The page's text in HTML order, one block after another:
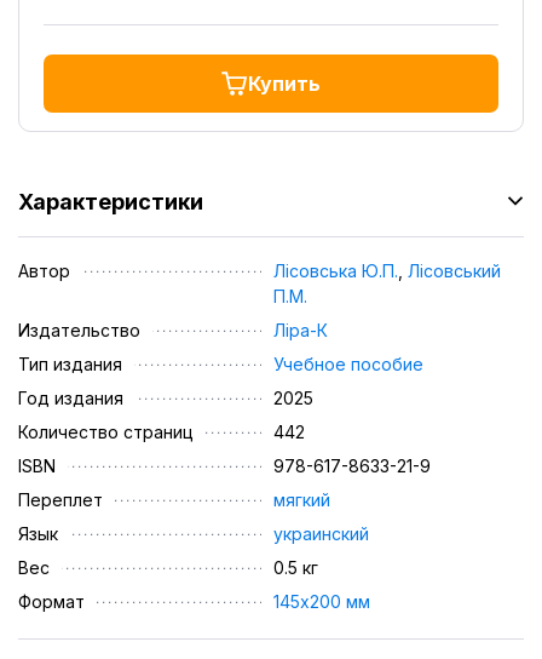
Купить
Характеристики
Автор Лісовська Ю.П., Лісовський
П.М.
Издательство
Ліра-К
Тип издания
Учебное пособие
Год издания
2025
Количество страниц
442
ISBN
978-617-8633-21-9
Переплет
мягкий
Язык
украинский
Вес
0.5 кг
Формат
145х200 мм